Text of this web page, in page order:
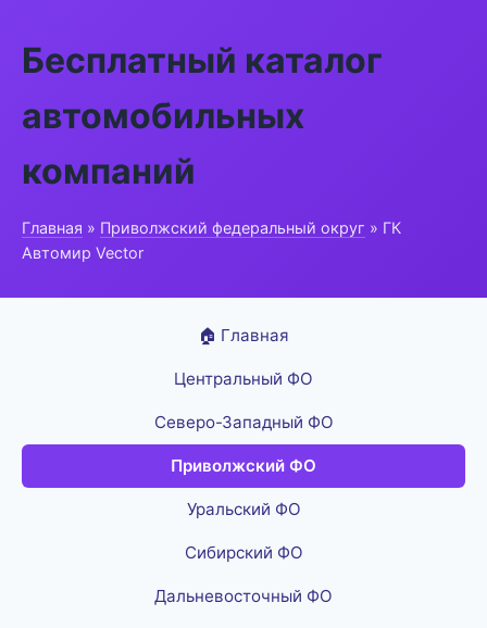
Бесплатный каталог
автомобильных
компаний
Главная » Приволжский федеральный округ » ГК
Автомир Vector
🏠 Главная
Центральный ФО
Северо-Западный ФО
Приволжский ФО
Уральский ФО
Сибирский ФО
Дальневосточный ФО